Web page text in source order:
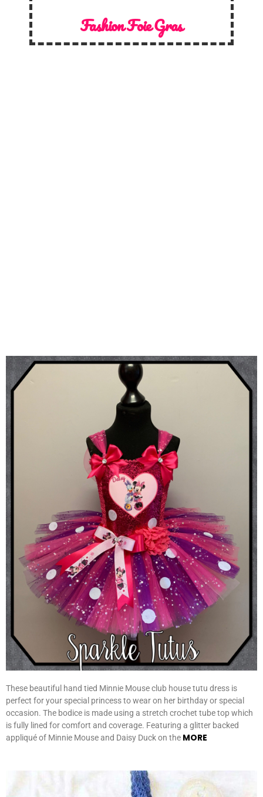
Fashion Foie Gras
These beautiful hand tied Minnie Mouse club house tutu dress is
perfect for your special princess to wear on her birthday or special
occasion. The bodice is made using a stretch crochet tube top which
is fully lined for comfort and coverage. Featuring a glitter backed
appliqué of Minnie Mouse and Daisy Duck on the MORE